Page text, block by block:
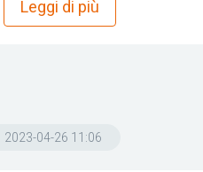
Leggi di più
2023-04-26 11:06